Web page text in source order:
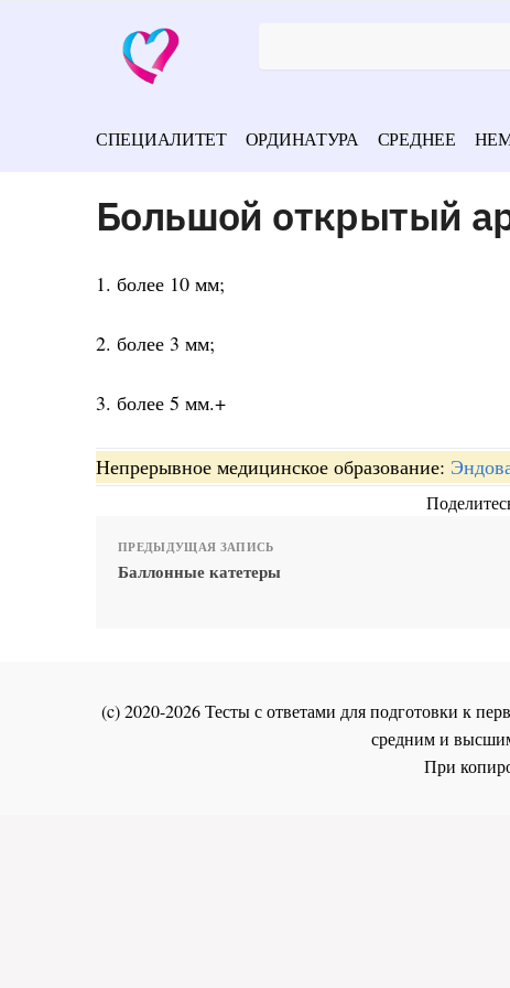
СПЕЦИАЛИТЕТ ОРДИНАТУРА СРЕДНЕЕ
Большой открытый
1. более 10 мм;
2. более 3 мм;
3. более 5 мм.+
Непрерывное медицинское образование:
ПРЕДЫДУЩАЯ ЗАПИСЬ
Баллонные катетеры
(c) 2020-2026 Тесты с ответами для подготовки к
средним и
При